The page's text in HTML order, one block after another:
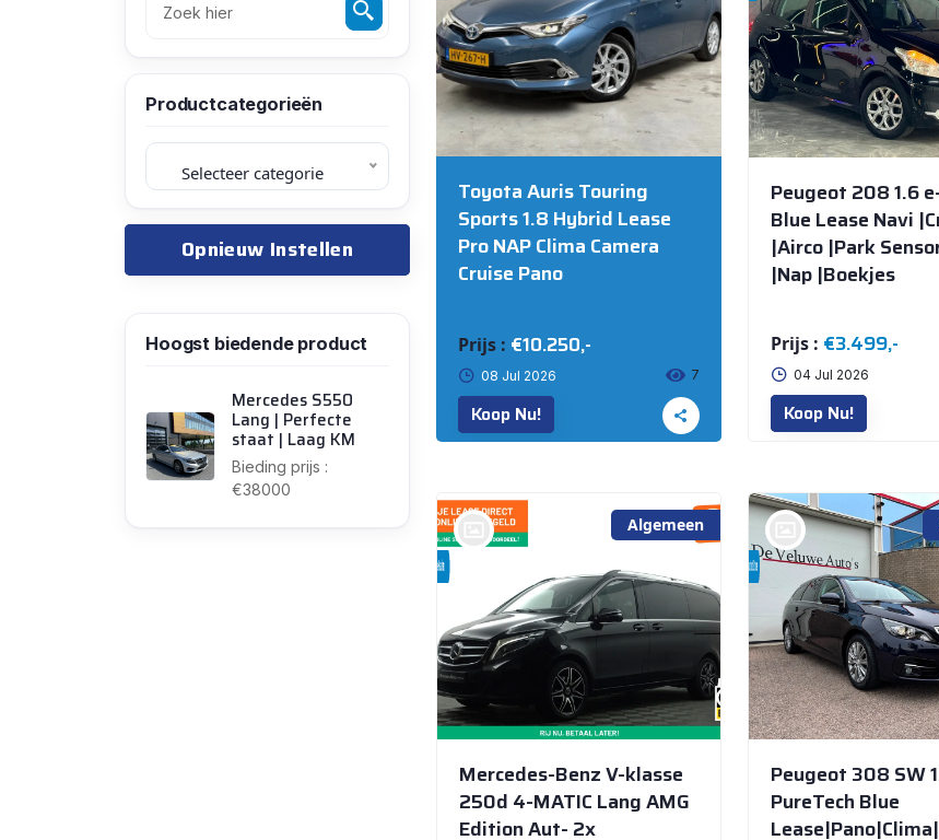
Productcategorieën
Selecteer categorie
Opnieuw Instellen
Hoogst biedende product
Mercedes S550
Lang | Perfecte
staat | Laag KM
Bieding prijs :
€38000
Toyota Auris Touring
Sports 1.8 Hybrid Lease
Pro NAP Clima Camera
Cruise Pano
Prijs : €10.250,-
08 Jul 2026 7
Koop Nu!
Peugeot 208 1.6
Blue Lease Navi
|Airco |Park
|Nap |Boekjes
Prijs : €3.499,-
04 Jul 2026
Koop Nu!
Algemeen
bij @Auto Service Haarlem
Mercedes-Benz V-klasse
250d 4-MATIC Lang AMG
Edition Aut- 2x
bij @De Veluwe Auto's Store
Peugeot 308 SW
PureTech Blue